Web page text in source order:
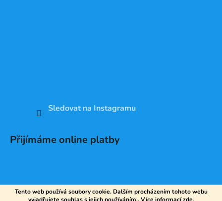
Tento web používá soubory cookie. Dalším procházením tohoto webu
Sledovat na Instagramu
Přijímáme online platby